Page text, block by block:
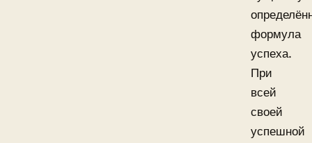
формула
успеха.
При
всей
своей
успешной